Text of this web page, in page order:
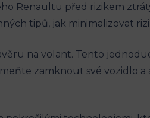
Renaultu před rizikem
​tipů, jak minimalizovat
na volant. Tento
zamknout své vozidlo a